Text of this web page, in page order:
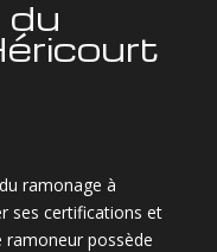
du
ramonage à
ses certifications et
ramoneur possède